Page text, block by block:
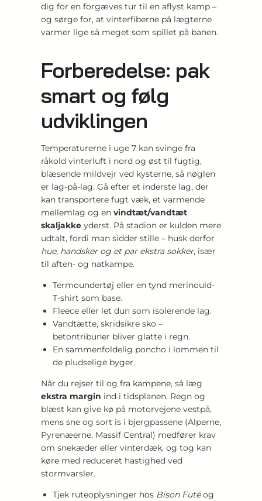
dig for en forgæves tur til en aflyst kamp –
og sørge for, at vinterﬁberne på lægterne
varmer lige så meget som spillet på banen.
Forberedelse: pak
smart og følg
udviklingen
Temperaturerne i uge 7 kan svinge fra
råkold vinterluft i nord og øst til fugtig,
blæsende mildvejr ved kysterne, så nøglen
er lag-på-lag. Gå efter et inderste lag, der
kan transportere fugt væk, et varmende
mellemlag og en vindtæt/vandtæt
skaljakke yderst. På stadion er kulden mere
udtalt, fordi man sidder stille – husk derfor
hue, handsker og et par ekstra sokker, især
til aften- og natkampe.
Termoundertøj eller en tynd merinould-
T-shirt som base.
Fleece eller let dun som isolerende lag.
Vandtætte, skridsikre sko –
betontribuner bliver glatte i regn.
En sammenfoldelig poncho i lommen til
de pludselige byger.
Når du rejser til og fra kampene, så læg
ekstra margin ind i tidsplanen. Regn og
blæst kan give kø på motorvejene vestpå,
mens sne og sort is i bjergpassene (Alperne,
Pyrenæerne, Massif Central) medfører krav
om snekæder eller vinterdæk, og tog kan
køre med reduceret hastighed ved
stormvarsler.
Tjek ruteoplysninger hos Bison Futéog